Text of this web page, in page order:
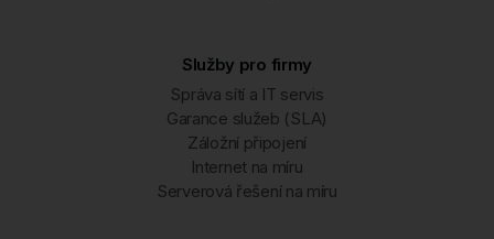
Služby pro firmy
Správa sítí a IT servis
Garance služeb (SLA)
Záložní připojení
Internet na míru
Serverová řešení na míru